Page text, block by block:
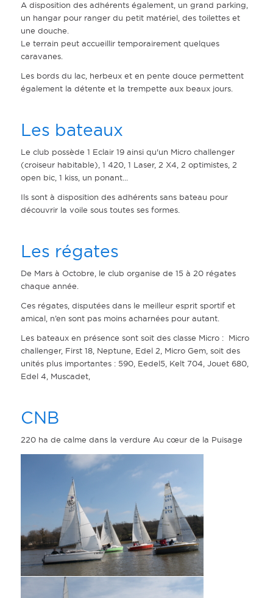
A disposition des adhérents également, un grand parking,
un hangar pour ranger du petit matériel, des toilettes et
une douche.
Le terrain peut accueillir temporairement quelques
caravanes.
Les bords du lac, herbeux et en pente douce permettent
également la détente et la trempette aux beaux jours.
Les bateaux
Le club possède 1 Eclair 19 ainsi qu'un Micro challenger
(croiseur habitable), 1 420, 1 Laser, 2 X4, 2 optimistes, 2
open bic, 1 kiss, un ponant...
Ils sont à disposition des adhérents sans bateau pour
découvrir la voile sous toutes ses formes.
Les régates
De Mars à Octobre, le club organise de 15 à 20 régates
chaque année.
Ces régates, disputées dans le meilleur esprit sportif et
amical, n’en sont pas moins acharnées pour autant.
Les bateaux en présence sont soit des classe Micro : Micro
challenger, First 18, Neptune, Edel 2, Micro Gem, soit des
unités plus importantes : 590, Eedel5, Kelt 704, Jouet 680,
Edel 4, Muscadet,
CNB
220 ha de calme dans la verdure Au cœur de la Puisage